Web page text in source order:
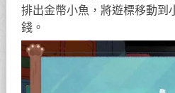
排出金幣小魚，將遊標移動到
錢。